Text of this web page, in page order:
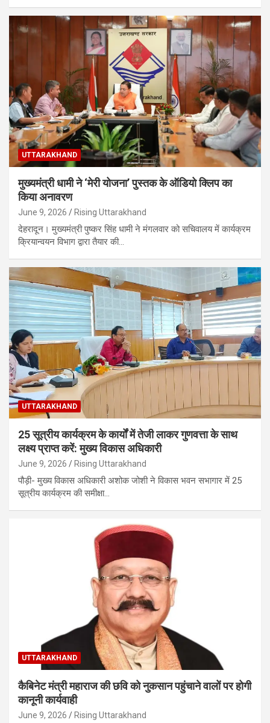
UTTARAKHAND
मुख्यमंत्री धामी ने ‘मेरी योजना’ पुस्तक के ऑडियो क्लिप का
किया अनावरण
June 9, 2026 Rising Uttarakhand
देहरादून। मुख्यमंत्री पुष्कर सिंह धामी ने मंगलवार को सचिवालय में कार्यक्रम
क्रियान्वयन विभाग द्वारा तैयार की…
UTTARAKHAND
25 सूत्रीय कार्यक्रम के कार्यों में तेजी लाकर गुणवत्ता के साथ
लक्ष्य प्राप्त करें: मुख्य विकास अधिकारी
June 9, 2026 Rising Uttarakhand
पौड़ी- मुख्य विकास अधिकारी अशोक जोशी ने विकास भवन सभागार में 25
सूत्रीय कार्यक्रम की समीक्षा…
UTTARAKHAND
कैबिनेट मंत्री महाराज की छवि को नुकसान पहुंचाने वालों पर होगी
कानूनी कार्यवाही
June 9, 2026 Rising Uttarakhand